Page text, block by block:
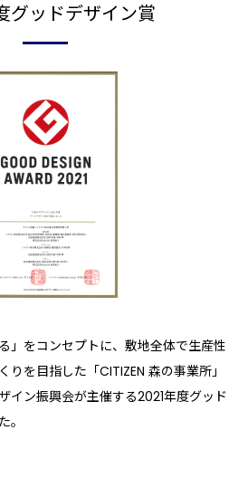
グッドデザイン賞
」をコンセプトに、敷地全体で生産性
りを目指した「CITIZEN 森の事業所」
イン振興会が主催する2021年度グッド
。